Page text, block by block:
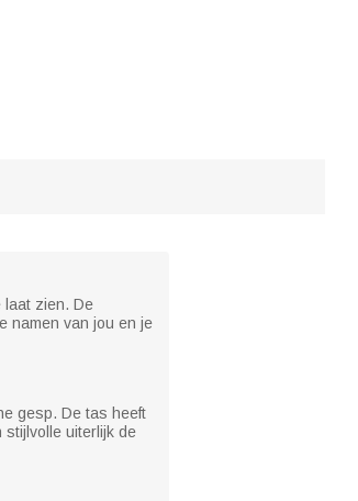
laat zien. De
namen van jou en je
gesp. De tas heeft
stijlvolle uiterlijk de